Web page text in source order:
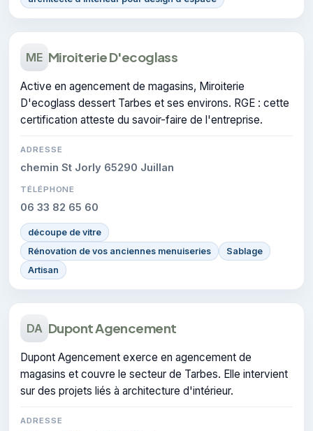
ME Miroiterie D'ecoglass
Active en agencement de magasins, Miroiterie
D'ecoglass dessert Tarbes et ses environs. RGE : cette
certification atteste du savoir-faire de l'entreprise.
ADRESSE
chemin St Jorly 65290 Juillan
TÉLÉPHONE
06 33 82 65 60
découpe de vitre
Rénovation de vos anciennes menuiseries
Sablage
Artisan
DA Dupont Agencement
Dupont Agencement exerce en agencement de
magasins et couvre le secteur de Tarbes. Elle intervient
sur des projets liés à architecture d'intérieur.
ADRESSE